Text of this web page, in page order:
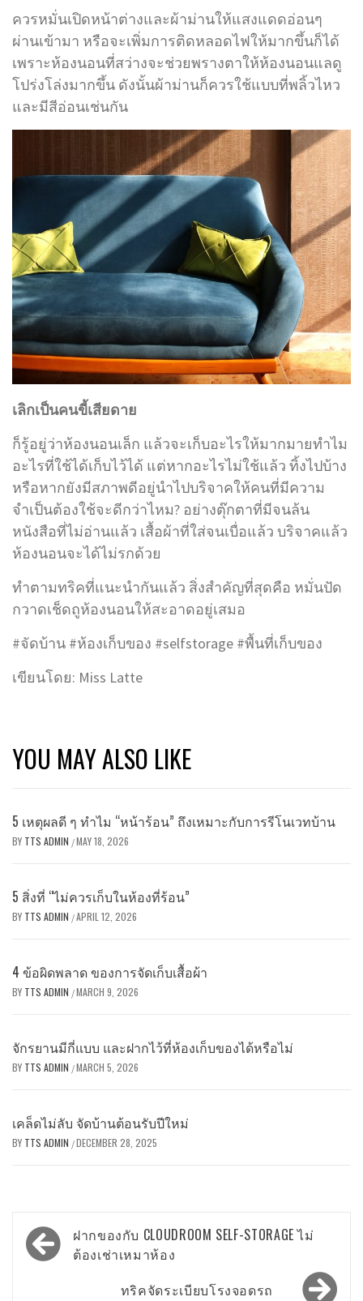
ควรหมั่นเปิดหน้าต่างและผ้าม่านให้แสงแดดอ่อนๆ
ผ่านเข้ามา หรือจะเพิ่มการติดหลอดไฟให้มากขึ้นก็ได้
เพราะห้องนอนที่สว่างจะช่วยพรางตาให้ห้องนอนแลดู
โปร่งโล่งมากขึ้น ดังนั้นผ้าม่านก็ควรใช้แบบที่พลิ้วไหว
และมีสีอ่อนเช่นกัน
เลิกเป็นคนขี้เสียดาย
ก็รู้อยู่ว่าห้องนอนเล็ก แล้วจะเก็บอะไรให้มากมายทำไม
อะไรที่ใช้ได้เก็บไว้ได้ แต่หากอะไรไม่ใช้แล้ว ทิ้งไปบ้าง
หรือหากยังมีสภาพดีอยู่นำไปบริจาคให้คนที่มีความ
จำเป็นต้องใช้จะดีกว่าไหม? อย่างตุ๊กตาที่มีจนล้น
หนังสือที่ไม่อ่านแล้ว เสื้อผ้าที่ใส่จนเบื่อแล้ว บริจาคแล้ว
ห้องนอนจะได้ไม่รกด้วย
ทำตามทริคที่แนะนำกันแล้ว สิ่งสำคัญที่สุดคือ หมั่นปัด
กวาดเช็ดถูห้องนอนให้สะอาดอยู่เสมอ
#จัดบ้าน #ห้องเก็บของ #selfstorage #พื้นที่เก็บของ
เขียนโดย: Miss Latte
YOU MAY ALSO LIKE
5 เหตุผลดี ๆ ทำไม “หน้าร้อน” ถึงเหมาะกับการรีโนเวทบ้าน
BY TTS ADMIN /MAY 18, 2026
5 สิ่งที่ “ไม่ควรเก็บในห้องที่ร้อน”
BY TTS ADMIN /APRIL 12, 2026
4 ข้อผิดพลาด ของการจัดเก็บเสื้อผ้า
BY TTS ADMIN /MARCH 9, 2026
จักรยานมีกี่แบบ และฝากไว้ที่ห้องเก็บของได้หรือไม่
BY TTS ADMIN /MARCH 5, 2026
เคล็ดไม่ลับ จัดบ้านต้อนรับปีใหม่
BY TTS ADMIN /DECEMBER 28, 2025
Post
navigation
ฝากของกับ CLOUDROOM SELF-STORAGE ไม่
ต้องเช่าเหมาห้อง
ทริคจัดระเบียบโรงจอดรถ